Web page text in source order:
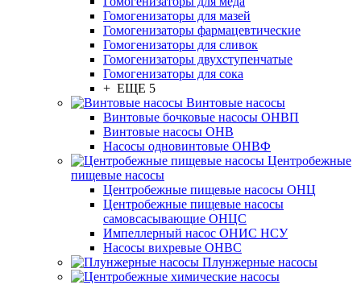
Гомогенизаторы для мазей
Гомогенизаторы фармацевтические
Гомогенизаторы для сливок
Гомогенизаторы двухступенчатые
Гомогенизаторы для сока
+ ЕЩЕ 5
Винтовые насосы
Винтовые бочковые насосы ОНВП
Винтовые насосы ОНВ
Насосы одновинтовые ОНВФ
Центробежные
пищевые насосы
Центробежные пищевые насосы ОНЦ
Центробежные пищевые насосы
самовсасывающие ОНЦС
Импеллерный насос ОНИС НСУ
Насосы вихревые ОНВС
Плунжерные насосы